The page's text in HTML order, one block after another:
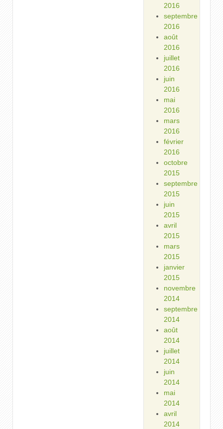
2016
septembre
2016
août
2016
juillet
2016
juin
2016
mai
2016
mars
2016
février
2016
octobre
2015
septembre
2015
juin
2015
avril
2015
mars
2015
janvier
2015
novembre
2014
septembre
2014
août
2014
juillet
2014
juin
2014
mai
2014
avril
2014